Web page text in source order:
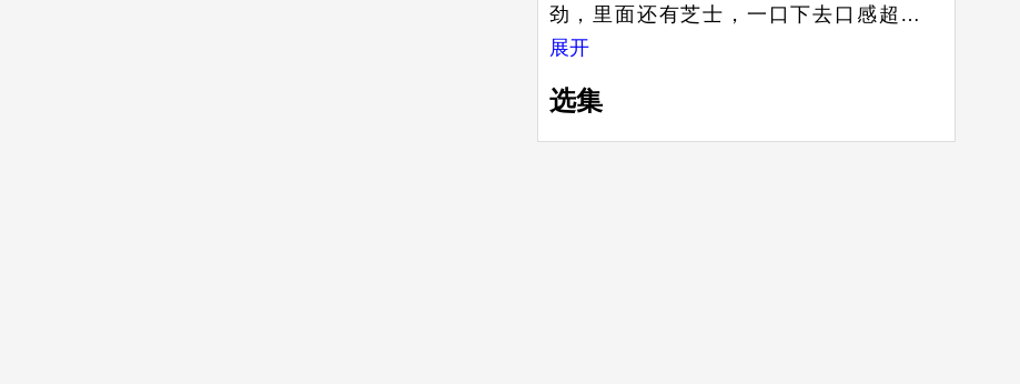
劲，里面还有芝士，一口下去口感超丰
富！真没想到糯米鸡还能这样做！
展开
选集